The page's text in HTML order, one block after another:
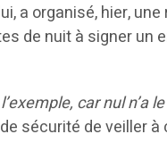
organisé, hier, une
de nuit à signer
car nul n’a
sécurité de veiller